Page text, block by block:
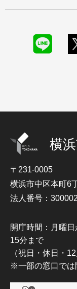
横
〒231-0005
横浜市中区本町6
法人番号：
開庁時間：月曜
15分まで
（祝日・休日・
※一部の窓口では